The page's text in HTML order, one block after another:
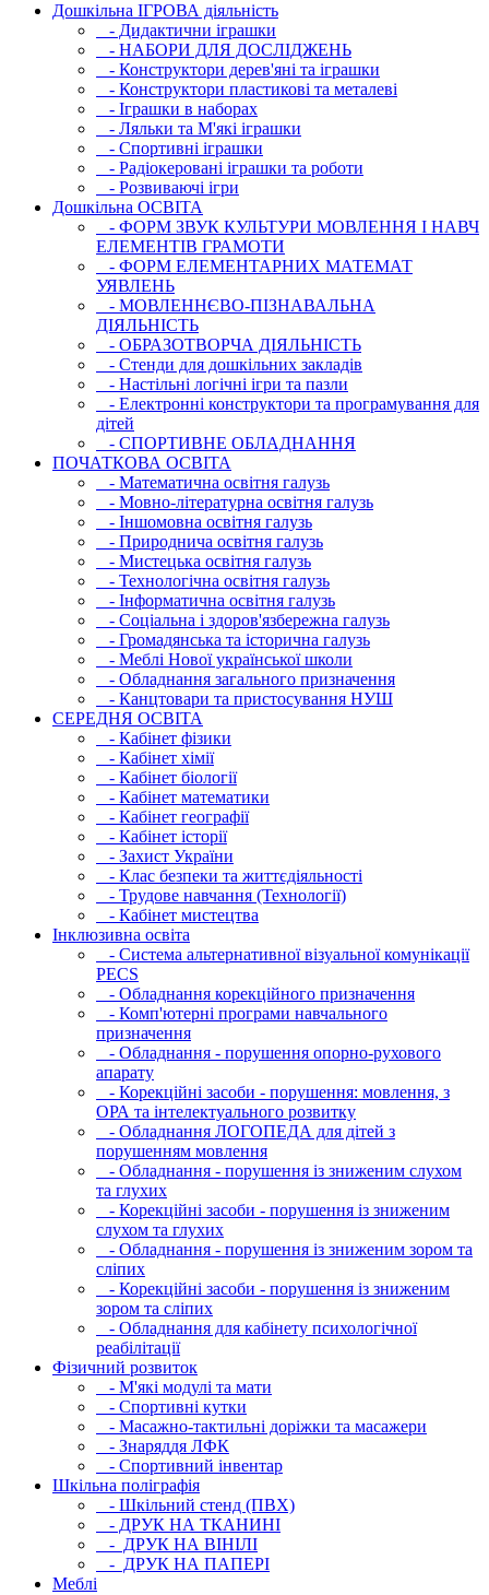
Дошкільна ІГРОВА діяльність
- Дидактични іграшки
- НАБОРИ ДЛЯ ДОСЛІДЖЕНЬ
- Конструктори дерев'яні та іграшки
- Конструктори пластикові та металеві
- Іграшки в наборах
- Ляльки та М'які іграшки
- Спортивні іграшки
- Радіокеровані іграшки та роботи
- Розвиваючі ігри
Дошкільна ОСВIТА
- ФОРМ ЗВУК КУЛЬТУРИ МОВЛЕННЯ І НАВЧ
ЕЛЕМЕНТІВ ГРАМОТИ
- ФОРМ ЕЛЕМЕНТАРНИХ МАТЕМАТ
УЯВЛЕНЬ
- МОВЛЕННЄВО-ПІЗНАВАЛЬНА
ДІЯЛЬНІСТЬ
- ОБРАЗОТВОРЧА ДІЯЛЬНІСТЬ
- Стенди для дошкільних закладів
- Настільні логічні ігри та пазли
- Електронні конструктори та програмування для
дітей
- СПОРТИВНЕ ОБЛАДНАННЯ
ПОЧАТКОВА ОСВIТА
- Математична освітня галузь
- Мовно-літературна освітня галузь
- Iншомовна освітня галузь
- Природнича освітня галузь
- Мистецька освітня галузь
- Технологічна освітня галузь
- Інфopматична освітня галузь
- Соціальна і здоров'язбережна галузь
- Громадянська та історична галузь
- Меблі Нової української школи
- Обладнання загального призначення
- Канцтовари та пристосування НУШ
СЕРЕДНЯ ОСВIТА
- Кабінет фізики
- Кабінет хімії
- Кабінет біології
- Кабінет математики
- Кабінет географії
- Кабінет історії
- Захист України
- Клас безпеки та життєдіяльності
- Трудове навчання (Технології)
- Кабінет мистецтва
Інклюзивна освіта
- Система альтернативної візуальної комунікації
PECS
- Обладнання корекційного призначення
- Комп'ютерні програми навчального
призначення
- Обладнання - порушення опорно-рухового
апарату
- Корекційні засоби - порушення: мовлення, з
ОРА та інтелектуального розвитку
- Обладнання ЛОГОПЕДА для дітей з
порушенням мовлення
- Обладнання - порушення із зниженим слухом
та глухих
- Корекційні засоби - порушення із зниженим
слухом та глухих
- Обладнання - порушення із зниженим зором та
сліпих
- Корекційні засоби - порушення із зниженим
зором та сліпих
- Обладнання для кабінету психологічної
реабілітації
Фізичний розвиток
- М'які модулi та мати
- Спортивні кутки
- Масажно-тактильні доріжки та масажери
- Знаряддя ЛФК
- Спортивний інвентар
Шкільна поліграфія
- Шкільний стенд (ПВХ)
- ДРУК НА ТКАНИНІ
- ДРУК НА ВІНІЛІ
- ДРУК НА ПАПЕРІ
Меблі